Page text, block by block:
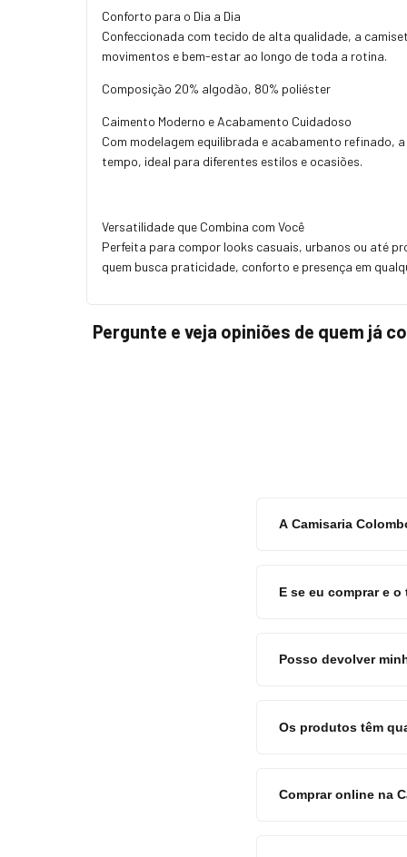
Conforto para o Dia a Dia
Confeccionada com tecido de alta qualidade, a
movimentos e bem-estar ao longo de toda a rotina.
Composição 20% algodão, 80% poliéster
Caimento Moderno e Acabamento Cuidadoso
Com modelagem equilibrada e acabamento refinado,
tempo, ideal para diferentes estilos e ocasiões.
Versatilidade que Combina com Você
Perfeita para compor looks casuais, urbanos ou até
quem busca praticidade, conforto e presença em
Pergunte e veja opiniões de quem já
A Camisaria
E se eu comprar e
Posso devolver
Os produtos têm
Comprar online na